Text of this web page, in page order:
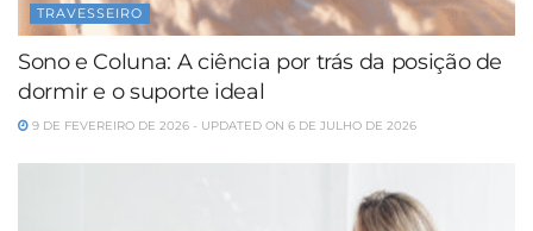
TRAVESSEIRO
Sono e Coluna: A ciência por trás da posição de
dormir e o suporte ideal
9 DE FEVEREIRO DE 2026 - UPDATED ON 6 DE JULHO DE 2026